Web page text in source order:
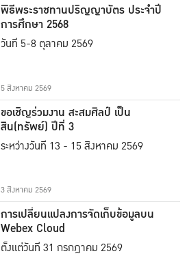
พิธีพระราชทานปริญญาบัตร ประจำปี
การศึกษา 2568
วันที่ 5-8 ตุลาคม 2569
5 สิงหาคม 2569
ขอเชิญร่วมงาน สะสมศิลป์ เป็น
สิน(ทรัพย์) ปีที่ 3
ระหว่างวันที่ 13 - 15 สิงหาคม 2569
3 สิงหาคม 2569
การเปลี่ยนแปลงการจัดเก็บข้อมูลบน
Webex Cloud
ตั้งแต่วันที่ 31 กรกฎาคม 2569